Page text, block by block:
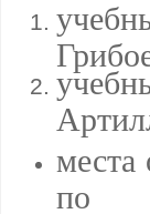
места
по